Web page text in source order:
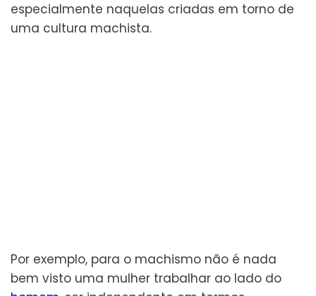
especialmente naquelas criadas em torno de
uma cultura machista.
Por exemplo, para o machismo não é nada
bem visto uma mulher trabalhar ao lado do